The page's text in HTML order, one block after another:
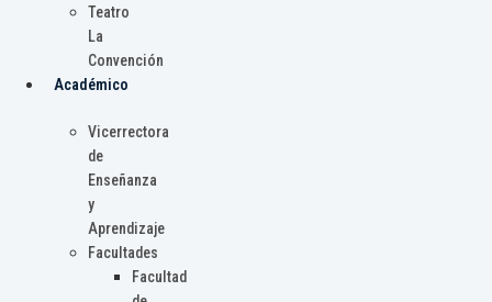
Teatro
La
Convención
Académico
Vicerrectora
de
Enseñanza
y
Aprendizaje
Facultades
Facultad